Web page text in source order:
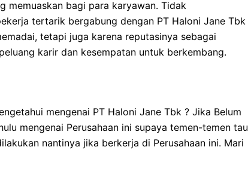
memuaskan bagi para karyawan. Tidak
tertarik bergabung dengan PT Haloni Jane Tbk
tetapi juga karena reputasinya sebagai
karir dan kesempatan untuk berkembang.
mengenai PT Haloni Jane Tbk ? Jika Belum
mengenai Perusahaan ini supaya temen-temen tau
nantinya jika berkerja di Perusahaan ini. Mari